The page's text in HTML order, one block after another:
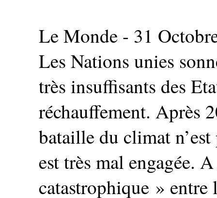
Le Monde - 31
Les Nations unies
très insuffisants des
réchauffement. Après
bataille du climat
est très mal engagée.
catastrophique » entre